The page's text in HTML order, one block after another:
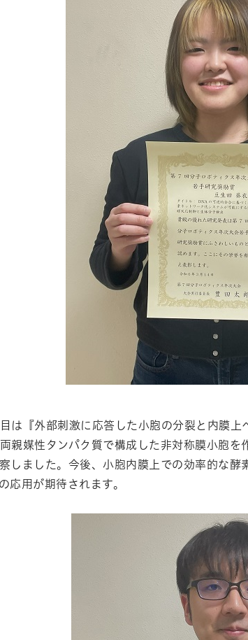
は『外部刺激に応答した小胞の分裂と内膜
親媒性タンパク質で構成した非対称膜小胞
しました。今後、小胞内膜上での効率的な
応用が期待されます。